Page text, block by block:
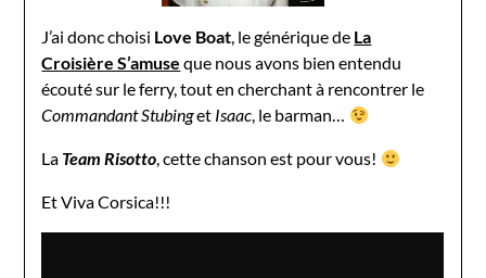
J’ai donc choisi Love Boat, le générique de La
Croisière S’amuse que nous avons bien entendu
écouté sur le ferry, tout en cherchant à rencontrer le
Commandant Stubinget Isaac, le barman…
La Team Risotto, cette chanson est pour vous!
Et Viva Corsica!!!